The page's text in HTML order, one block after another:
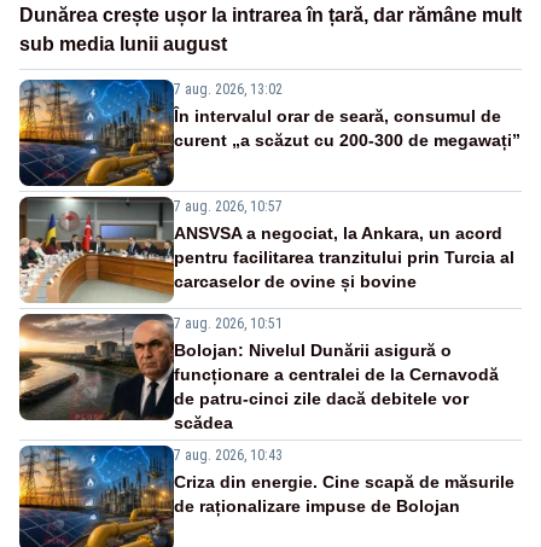
Dunărea crește ușor la intrarea în țară, dar rămâne mult
sub media lunii august
7 aug. 2026, 13:02
În intervalul orar de seară, consumul de
curent „a scăzut cu 200-300 de megawați”
7 aug. 2026, 10:57
ANSVSA a negociat, la Ankara, un acord
pentru facilitarea tranzitului prin Turcia al
carcaselor de ovine și bovine
7 aug. 2026, 10:51
Bolojan: Nivelul Dunării asigură o
funcționare a centralei de la Cernavodă
de patru-cinci zile dacă debitele vor
scădea
7 aug. 2026, 10:43
Criza din energie. Cine scapă de măsurile
de raționalizare impuse de Bolojan